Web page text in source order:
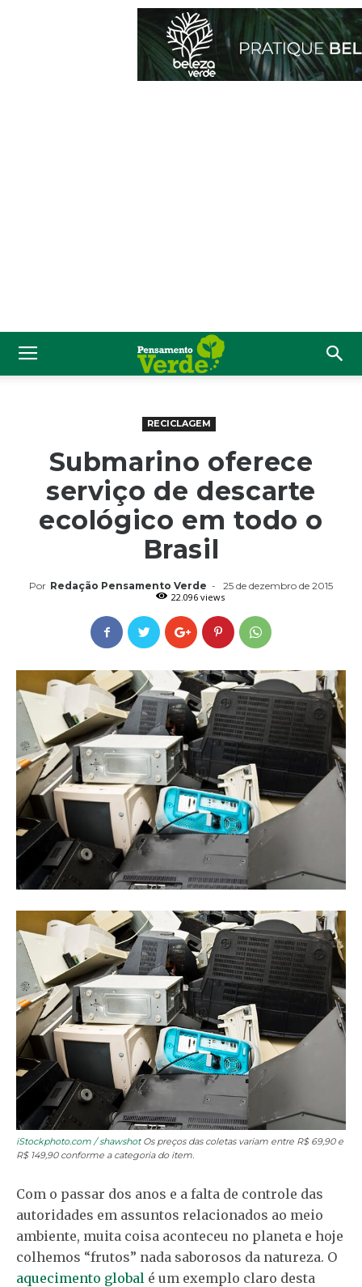
RECICLAGEM
Submarino oferece
serviço de descarte
ecológico em todo o
Brasil
Por Redação Pensamento Verde -
25 de dezembro de 2015
22.096 views
iStockphoto.com / shawshotOs preços das coletas variam entre R$ 69,90 e
R$ 149,90 conforme a categoria do item.
Com o passar dos anos e a falta de controle das
autoridades em assuntos relacionados ao meio
ambiente, muita coisa aconteceu no planeta e hoje
colhemos “frutos” nada saborosos da natureza. O
aquecimento global é um exemplo claro desta